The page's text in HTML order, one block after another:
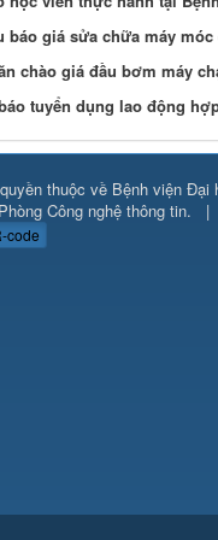
báo giá sửa chữa máy
chào giá đầu bơm máy
tuyển dụng lao động
thuộc về Bệnh viện Đại
Công nghệ thông tin. |
code